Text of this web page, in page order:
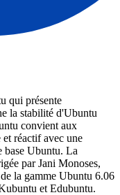
qui présente
la stabilité d'Ubuntu
convient aux
réactif avec une
base Ubuntu. La
par Jani Monoses,
la gamme Ubuntu 6.06
et Edubuntu.